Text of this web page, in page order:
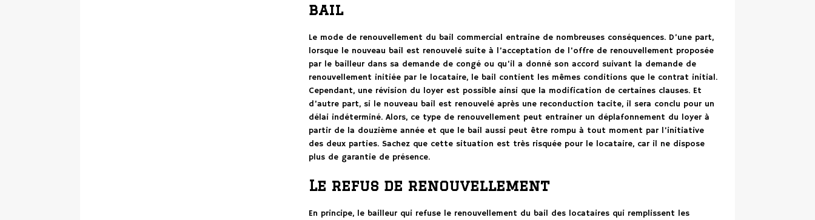
bail
Le mode de renouvellement du bail commercial entraine de nombreuses conséquences. D’une part,
lorsque le nouveau bail est renouvelé suite à l’acceptation de l’offre de renouvellement proposée
par le bailleur dans sa demande de congé ou qu’il a donné son accord suivant la demande de
renouvellement initiée par le locataire, le bail contient les mêmes conditions que le contrat initial.
Cependant, une révision du loyer est possible ainsi que la modification de certaines clauses. Et
d’autre part, si le nouveau bail est renouvelé après une reconduction tacite, il sera conclu pour un
délai indéterminé. Alors, ce type de renouvellement peut entrainer un déplafonnement du loyer à
partir de la douzième année et que le bail aussi peut être rompu à tout moment par l’initiative
des deux parties. Sachez que cette situation est très risquée pour le locataire, car il ne dispose
plus de garantie de présence.
Le refus de renouvellement
En principe, le bailleur qui refuse le renouvellement du bail des locataires qui remplissent les